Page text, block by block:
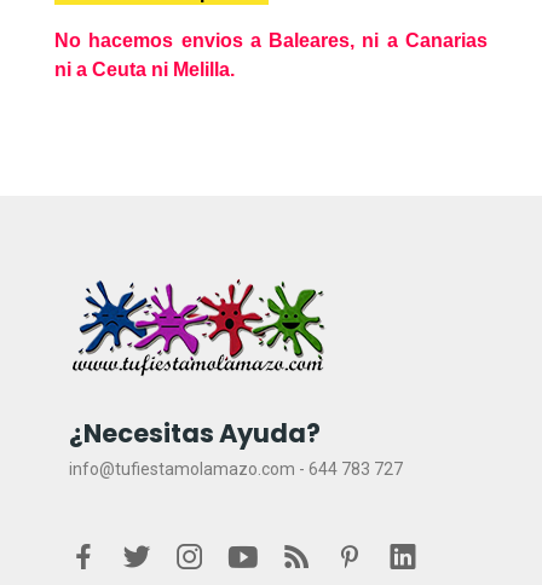
No hacemos envios a Baleares, ni a Canarias
ni a Ceuta ni Melilla.
¿Necesitas Ayuda?
info@tufiestamolamazo.com - 644 783 727